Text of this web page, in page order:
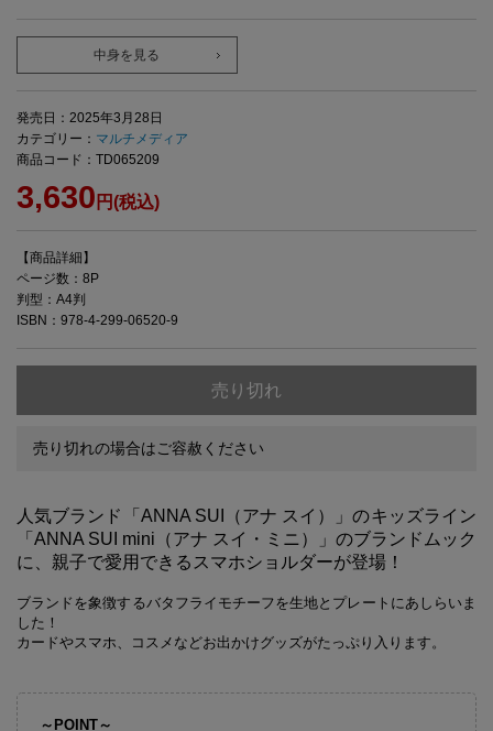
中身を見る
発売日：2025年3月28日
カテゴリー： マルチメディア
商品コード：TD065209
3,630 円(税込)
【商品詳細】
ページ数：8P
判型：A4判
ISBN：978-4-299-06520-9
売り切れ
売り切れの場合はご容赦ください
人気ブランド「ANNA SUI（アナ スイ）」のキッズライン
「ANNA SUI mini（アナ スイ・ミニ）」のブランドムック
に、親子で愛用できるスマホショルダーが登場！
ブランドを象徴するバタフライモチーフを生地とプレートにあしらいま
した！
カードやスマホ、コスメなどお出かけグッズがたっぷり入ります。
～POINT～